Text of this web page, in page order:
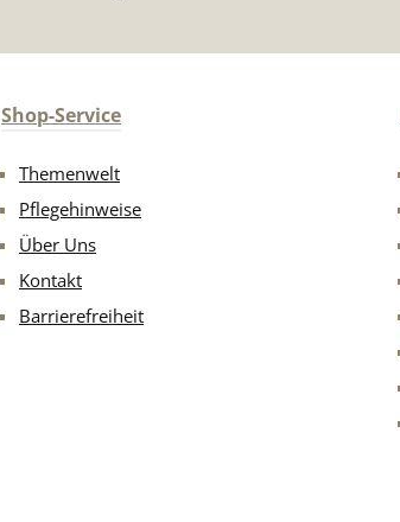
Shop-Service
Themenwelt
Pflegehinweise
Über Uns
Kontakt
Barrierefreiheit